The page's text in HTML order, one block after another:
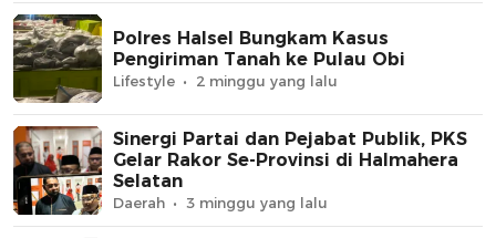
Polres Halsel Bungkam Kasus
Pengiriman Tanah ke Pulau Obi
Lifestyle 2 minggu yang lalu
Sinergi Partai dan Pejabat Publik, PKS
Gelar Rakor Se-Provinsi di Halmahera
Selatan
Daerah 3 minggu yang lalu